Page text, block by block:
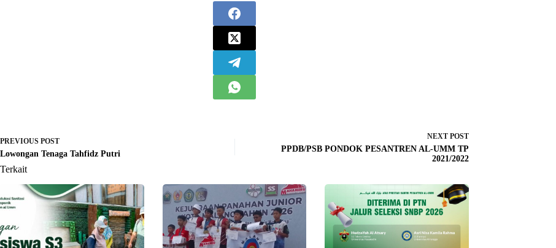
PREVIOUS POST
Lowongan Tenaga Tahfidz Putri
NEXT POST
PPDB/PSB PONDOK PESANTREN AL-UMM TP
2021/2022
Terkait